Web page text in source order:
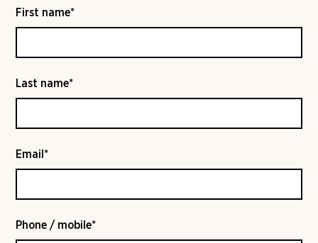
First name*
Last name*
Email*
Phone / mobile*